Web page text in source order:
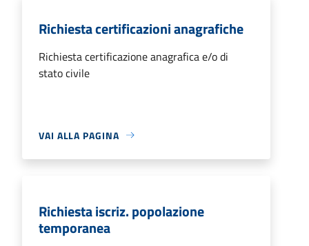
Richiesta certificazioni anagrafiche
Richiesta certificazione anagrafica e/o di
stato civile
VAI ALLA PAGINA
Richiesta iscriz. popolazione
temporanea